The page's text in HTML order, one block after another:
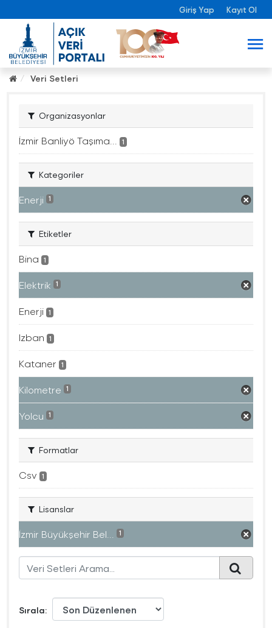
Giriş Yap Kayıt Ol
Veri Setleri
Organizasyonlar
İzmir Banliyö Taşıma... 1
Kategoriler
Enerji 1
Etiketler
Bina 1
Elektrik 1
Enerji 1
Izban 1
Kataner 1
Kilometre 1
Yolcu 1
Formatlar
Csv 1
Lisanslar
İzmir Büyükşehir Bel... 1
Sırala